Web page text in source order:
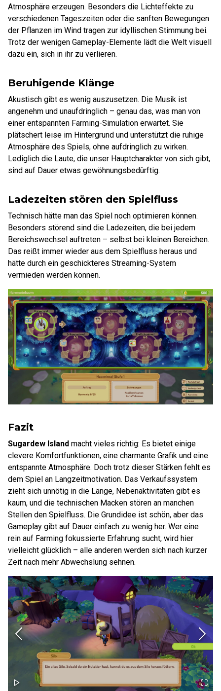
Atmosphäre erzeugen. Besonders die Lichteffekte zu
verschiedenen Tageszeiten oder die sanften Bewegungen
der Pflanzen im Wind tragen zur idyllischen Stimmung bei.
Trotz der wenigen Gameplay-Elemente lädt die Welt visuell
dazu ein, sich in ihr zu verlieren.
Beruhigende Klänge
Akustisch gibt es wenig auszusetzen. Die Musik ist
angenehm und unaufdringlich – genau das, was man von
einer entspannten Farming-Simulation erwartet. Sie
plätschert leise im Hintergrund und unterstützt die ruhige
Atmosphäre des Spiels, ohne aufdringlich zu wirken.
Lediglich die Laute, die unser Hauptcharakter von sich gibt,
sind auf Dauer etwas gewöhnungsbedürftig.
Ladezeiten stören den Spielfluss
Technisch hätte man das Spiel noch optimieren können.
Besonders störend sind die Ladezeiten, die bei jedem
Bereichswechsel auftreten – selbst bei kleinen Bereichen.
Das reißt immer wieder aus dem Spielfluss heraus und
hätte durch ein geschickteres Streaming-System
vermieden werden können.
Fazit
Sugardew Island macht vieles richtig: Es bietet einige
clevere Komfortfunktionen, eine charmante Grafik und eine
entspannte Atmosphäre. Doch trotz dieser Stärken fehlt es
dem Spiel an Langzeitmotivation. Das Verkaufssystem
zieht sich unnötig in die Länge, Nebenaktivitäten gibt es
kaum, und die technischen Macken stören an manchen
Stellen den Spielfluss. Die Grundidee ist schön, aber das
Gameplay gibt auf Dauer einfach zu wenig her. Wer eine
rein auf Farming fokussierte Erfahrung sucht, wird hier
vielleicht glücklich – alle anderen werden sich nach kurzer
Zeit nach mehr Abwechslung sehnen.